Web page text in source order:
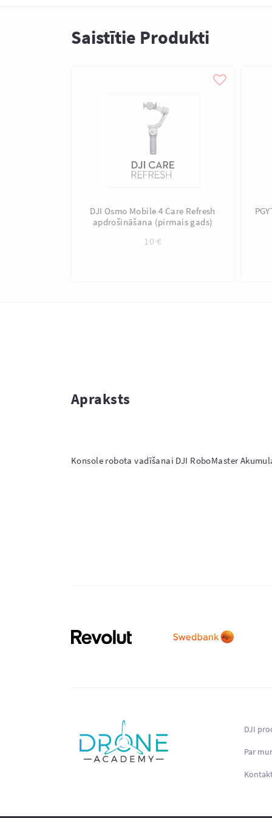
Saistītie Produkti
DJI Osmo Mobile 4 Care Refresh
apdrošināšana (pirmais gads)
10 €
Apraksts
Konsole robota vadīšanai DJI RoboMaster
DJI
Par